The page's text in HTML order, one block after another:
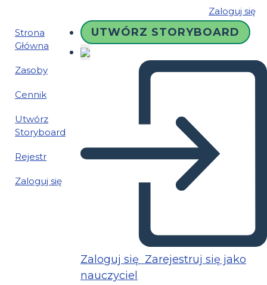
Zaloguj się
Strona
Główna
Zasoby
Cennik
Utwórz
Storyboard
Rejestr
Zaloguj się
UTWÓRZ STORYBOARD
Zaloguj się Zarejestruj się jako
nauczyciel